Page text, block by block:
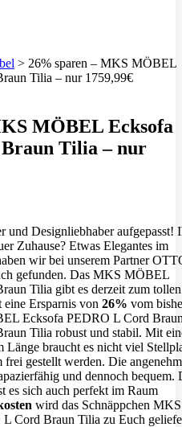
> 26% sparen – MKS MÖBEL
Tilia – nur 1759,99€
MÖBEL Ecksofa
Tilia – nur
und Designliebhaber aufgepasst!
Zuhause? Etwas Elegantes im
wir bei unserem Partner
gefunden. Das MKS MÖBEL
Tilia gibt es derzeit zum
eine Ersparnis von 26% vom
Ecksofa PEDRO L Cord
Tilia robust und stabil. Mit
Länge braucht es nicht viel
frei gestellt werden. Die
und dennoch bequem.
es sich auch perfekt im Raum
wird das Schnäppchen MKS
Cord Braun Tilia zu Euch